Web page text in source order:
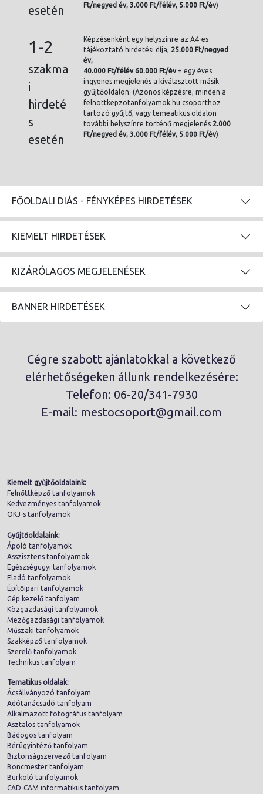
esetén
Ft/negyed év, 3.000 Ft/félév, 5.000 Ft/év)
1-2
szakma
i
hirdeté
s
esetén
Képzésenként egy helyszínre az A4-es
tájékoztató hirdetési díja, 25.000 Ft/negyed
év,
40.000 Ft/félév 60.000 Ft/év + egy éves
ingyenes megjelenés a kiválasztott másik
gyűjtőoldalon. (Azonos képzésre, minden a
felnottkepzotanfolyamok.hu csoporthoz
tartozó gyűjtő, vagy temeatikus oldalon
további helyszínre történő megjelenés 2.000
Ft/negyed év, 3.000 Ft/félév, 5.000 Ft/év)
FŐOLDALI DIÁS - FÉNYKÉPES HIRDETÉSEK
KIEMELT HIRDETÉSEK
KIZÁRÓLAGOS MEGJELENÉSEK
BANNER HIRDETÉSEK
Cégre szabott ajánlatokkal a következő
elérhetőségeken állunk rendelkezésére:
Telefon: 06-20/341-7930
E-mail: mestocsoport@gmail.com
Kiemelt gyűjtőoldalaink:
Felnőttképző tanfolyamok
Kedvezményes tanfolyamok
OKJ-s tanfolyamok
Gyűjtőoldalaink:
Ápoló tanfolyamok
Asszisztens tanfolyamok
Egészségügyi tanfolyamok
Eladó tanfolyamok
Építőipari tanfolyamok
Gép kezelő tanfolyam
Közgazdasági tanfolyamok
Mezőgazdasági tanfolyamok
Műszaki tanfolyamok
Szakképző tanfolyamok
Szerelő tanfolyamok
Technikus tanfolyam
Tematikus oldalak:
Ácsállványozó tanfolyam
Adótanácsadó tanfolyam
Alkalmazott fotográfus tanfolyam
Asztalos tanfolyamok
Bádogos tanfolyam
Bérügyintéző tanfolyam
Biztonságszervező tanfolyam
Boncmester tanfolyam
Burkoló tanfolyamok
CAD-CAM informatikus tanfolyam